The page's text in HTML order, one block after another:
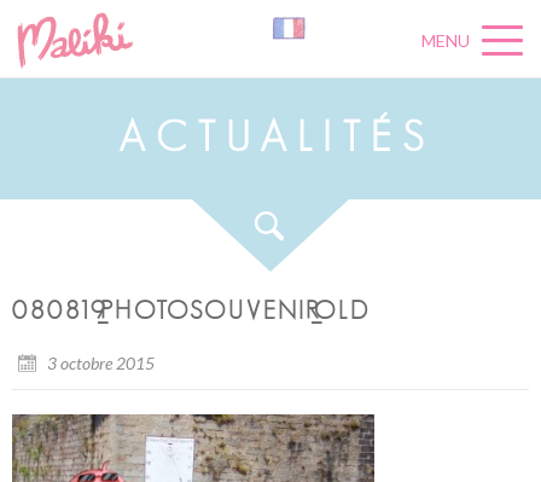
MENU
A C U A L É S
080819_PHOTOSOUVENIR_OLD
3 octobre 2015